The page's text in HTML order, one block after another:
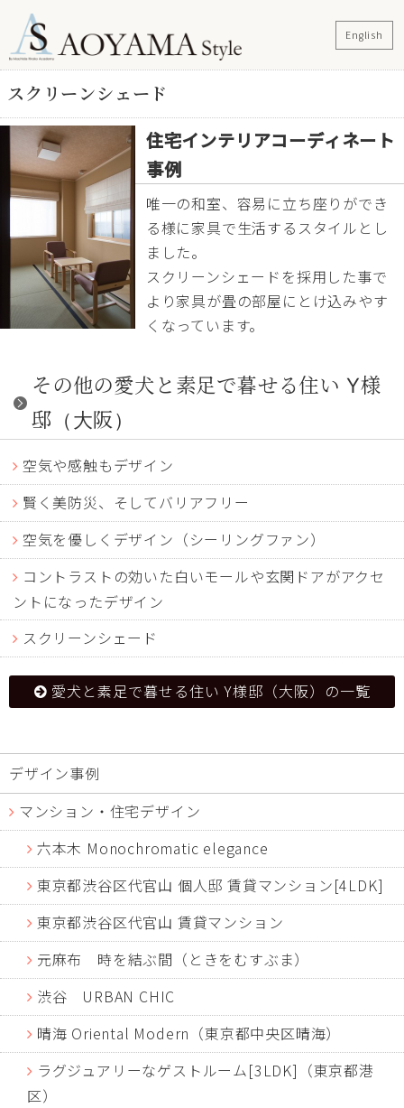
English
スクリーンシェード
住宅インテリアコーディネート
事例
唯一の和室、容易に立ち座りができ
る様に家具で生活するスタイルとし
ました。
スクリーンシェードを採用した事で
より家具が畳の部屋にとけ込みやす
くなっています。
その他の愛犬と素足で暮せる住い Y様
邸（大阪）
空気や感触もデザイン
賢く美防災、そしてバリアフリー
空気を優しくデザイン（シーリングファン）
コントラストの効いた白いモールや玄関ドアがアクセ
ントになったデザイン
スクリーンシェード
愛犬と素足で暮せる住い Y様邸（大阪）の一覧
デザイン事例
マンション・住宅デザイン
六本木 Monochromatic elegance
東京都渋谷区代官山 個人邸 賃貸マンション[4LDK]
東京都渋谷区代官山 賃貸マンション
元麻布 時を結ぶ間（ときをむすぶま）
渋谷 URBAN CHIC
晴海 Oriental Modern（東京都中央区晴海）
ラグジュアリーなゲストルーム[3LDK]（東京都港
区）